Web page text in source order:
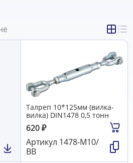
Талреп 10*125мм (вилка-
вилка) DIN1478 0,5 тонн
620₽
Артикул 1478-М10/
ВВ